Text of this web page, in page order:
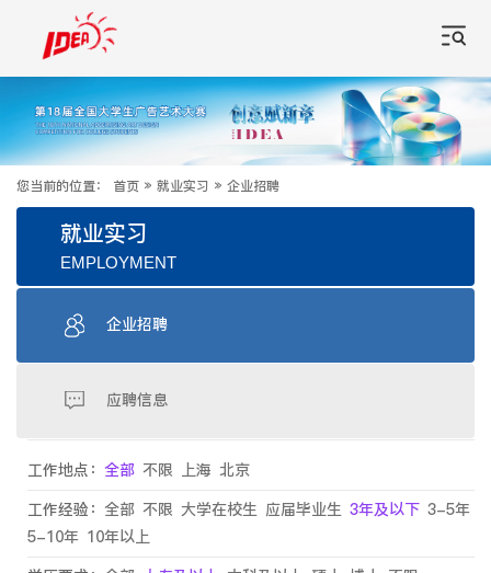
您当前的位置： 首页 » 就业实习 » 企业招聘
就业实习
EMPLOYMENT
企业招聘
应聘信息
工作地点： 全部 不限 上海 北京
工作经验： 全部 不限 大学在校生 应届毕业生 3年及以下 3-5年
5-10年 10年以上